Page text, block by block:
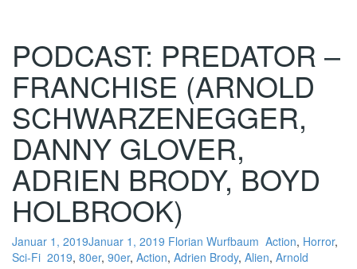
PODCAST: PREDATOR –
FRANCHISE (ARNOLD
SCHWARZENEGGER,
DANNY GLOVER,
ADRIEN BRODY, BOYD
HOLBROOK)
Januar 1, 2019Januar 1, 2019 Florian Wurfbaum Action, Horror,
Sci-Fi 2019, 80er, 90er, Action, Adrien Brody, Alien, Arnold